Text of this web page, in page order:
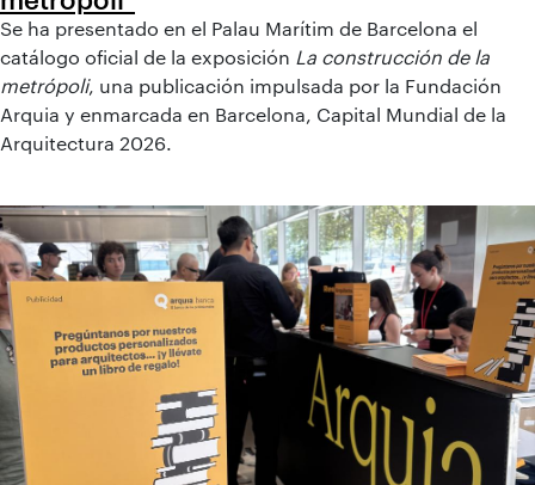
Se ha presentado en el Palau Marítim de Barcelona el
catálogo oficial de la exposición La construcción de la
metrópoli, una publicación impulsada por la Fundación
Arquia y enmarcada en Barcelona, Capital Mundial de la
Arquitectura 2026.